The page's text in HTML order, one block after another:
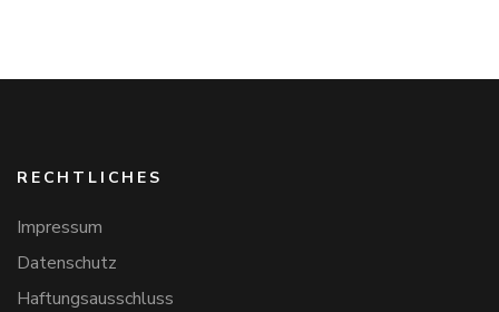
RECHTLICHES
Impressum
Datenschutz
Haftungsausschluss